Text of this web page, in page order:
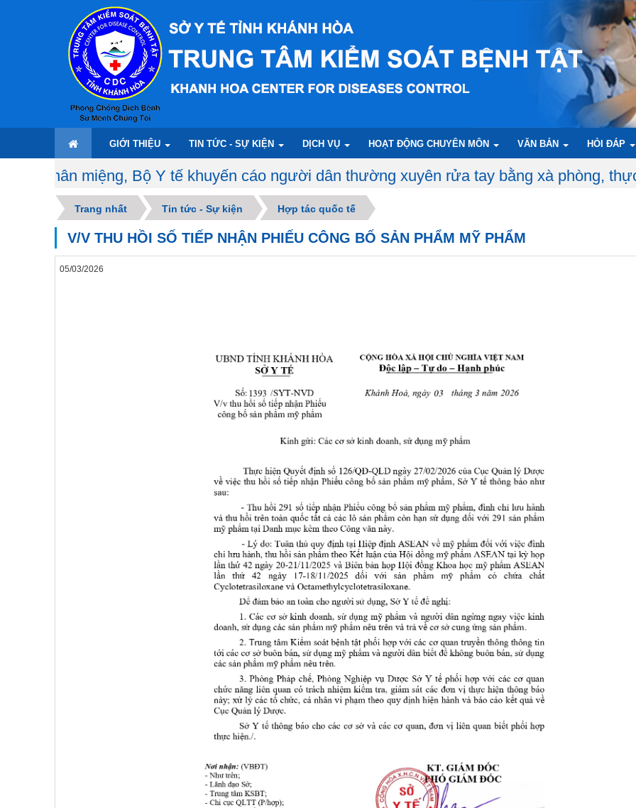
GIỚI THIỆU TIN TỨC - SỰ KIỆN DỊCH VỤ HOẠT ĐỘNG CHUYÊN MÔN VĂN BẢN HỎI ĐÁP
Y tế khuyến cáo người dân thường xuyên rửa tay bằng xà phòng, thực hiện ăn chín,
Trang nhất Tin tức - Sự kiện Hợp tác quốc tế
V/V THU HỒI SỐ TIẾP NHẬN PHIẾU CÔNG BỐ SẢN PHẨM MỸ PHẨM
05/03/2026